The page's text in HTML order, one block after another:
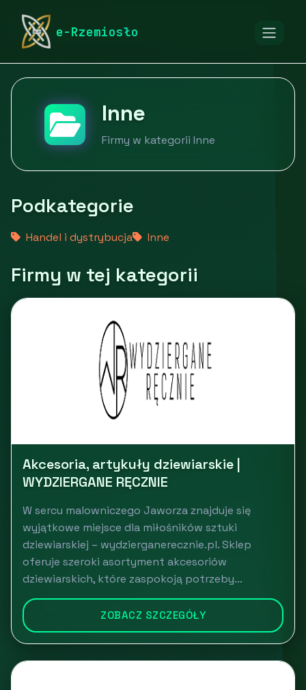
e-Rzemiosło
rymarstwo-poznan.pl
Inne
Firmy w kategorii Inne
Podkategorie
Handel i dystrybucja Inne
Firmy w tej kategorii
Akcesoria, artykuły dziewiarskie |
WYDZIERGANE RĘCZNIE
W sercu malowniczego Jaworza znajduje się
wyjątkowe miejsce dla miłośników sztuki
dziewiarskiej – wydzierganerecznie.pl. Sklep
oferuje szeroki asortyment akcesoriów
dziewiarskich, które zaspokoją potrzeby...
ZOBACZ SZCZEGÓŁY